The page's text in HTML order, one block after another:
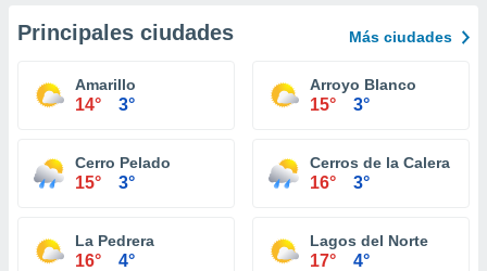
Principales ciudades Más ciudades
Amarillo
14° 3°
Arroyo Blanco
15° 3°
Cerro Pelado
15° 3°
Cerros de la Calera
16° 3°
La Pedrera
16° 4°
Lagos del Norte
17° 4°